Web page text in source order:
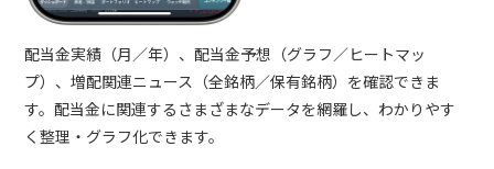
配当金実績（月／年）、配当金予想（グラフ／ヒートマッ
プ）、増配関連ニュース（全銘柄／保有銘柄）を確認できま
す。配当金に関連するさまざまなデータを網羅し、わかりやす
く整理・グラフ化できます。